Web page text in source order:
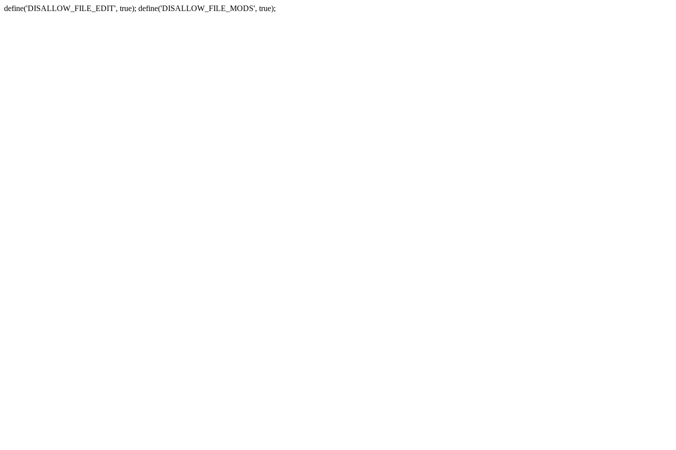
define('DISALLOW_FILE_EDIT', true); define('DISALLOW_FILE_MODS', true);